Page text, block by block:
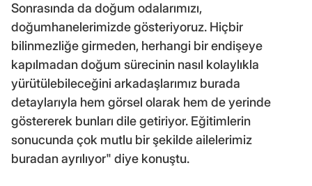
Sonrasında da doğum odalarımızı,
doğumhanelerimizde gösteriyoruz. Hiçbir
bilinmezliğe girmeden, herhangi bir endişeye
kapılmadan doğum sürecinin nasıl kolaylıkla
yürütülebileceğini arkadaşlarımız burada
detaylarıyla hem görsel olarak hem de yerinde
göstererek bunları dile getiriyor. Eğitimlerin
sonucunda çok mutlu bir şekilde ailelerimiz
buradan ayrılıyor" diye konuştu.